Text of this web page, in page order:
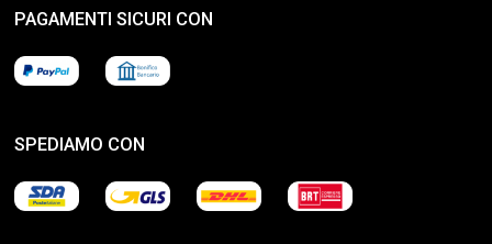
PAGAMENTI SICURI CON
SPEDIAMO CON